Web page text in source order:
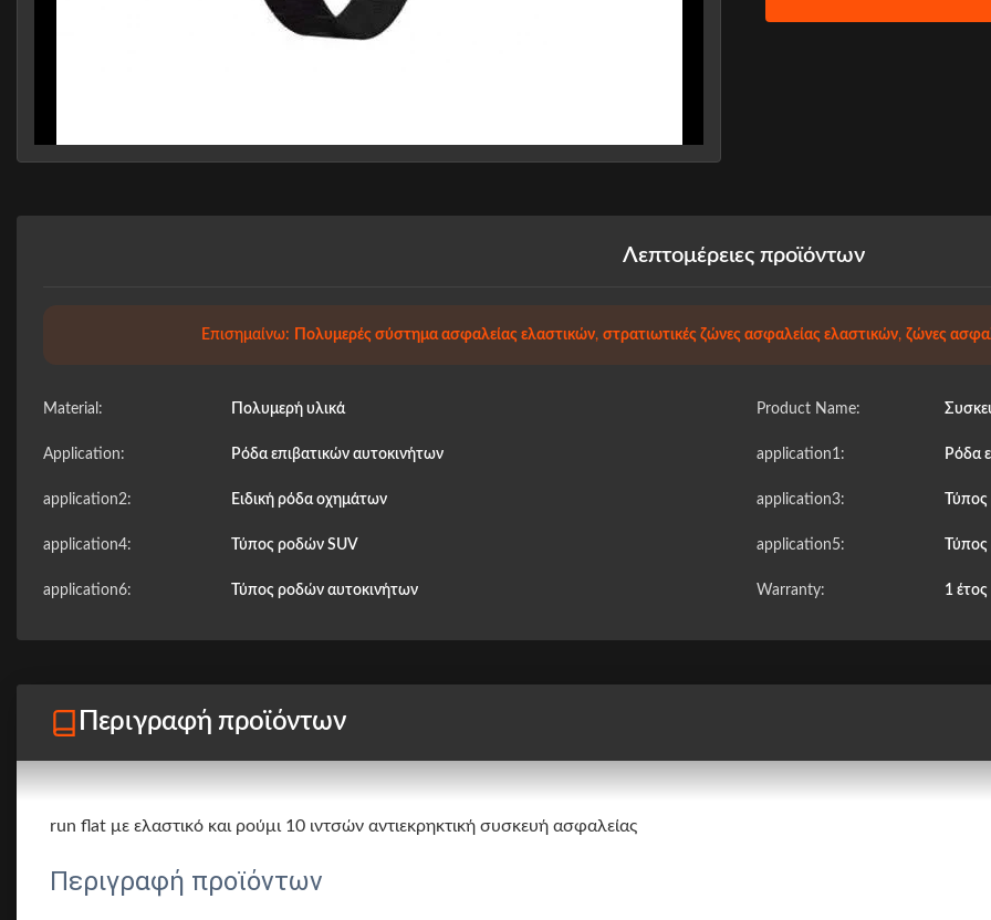
Λεπτομέρειες προϊόντων
Επισημαίνω: Πολυμερές σύστημα ασφαλείας ελαστικών, στρατιωτικές ζώνες ασφαλείας ελαστικών, ζώνες
Material: Πολυμερή υλικά Product Name:
Application: Ρόδα επιβατικών αυτοκινήτων application1: Ρόδα
application2: Ειδική ρόδα οχημάτων application3:
application4: Τύπος ροδών SUV application5:
application6: Τύπος ροδών αυτοκινήτων Warranty: 1 έτος
Περιγραφή προϊόντων
run flat με ελαστικό και ρούμι 10 ιντσών αντιεκρηκτική συσκευή ασφαλείας
Περιγραφή προϊόντων